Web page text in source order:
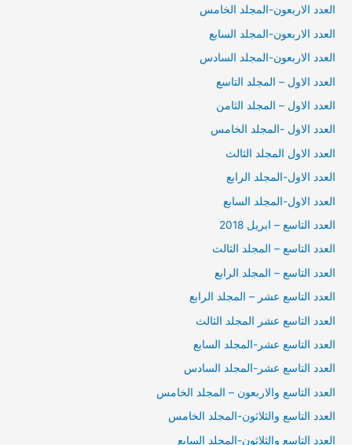
العدد الاربعون-المجلد الخامس
العدد الاربعون-المجلد السابع
العدد الاربعون-المجلد السادس
العدد الاول – المجلد التاسع
العدد الاول – المجلد الثامن
العدد الاول -المجلد الخامس
العدد الاول المجلد الثالث
العدد الاول-المجلد الرابع
العدد الاول-المجلد السابع
العدد التاسع – ابريل 2018
العدد التاسع – المجلد الثالث
العدد التاسع – المجلد الرابع
العدد التاسع عشر – المجلد الرابع
العدد التاسع عشر المجلد الثالث
العدد التاسع عشر-المجلد السابع
العدد التاسع عشر-المجلد السادس
العدد التاسع والاربعون – المجلد الخامس
العدد التاسع والثلاثون-المجلد الخامس
العدد التاسع والثلاثون-المجلد السابع